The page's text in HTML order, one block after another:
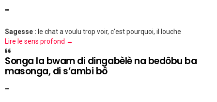
""
Sagesse : le chat a voulu trop voir, c'est pourquoi, il louche
Lire le sens profond →
Songa la bwam di dingabèlè na bedôbu ba
masonga, di s’ambi bô
""